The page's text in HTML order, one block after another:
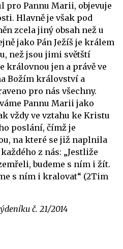
Pannu Marii, objevuje
Hlavně je však pod
zcela jiný obsah než u
jako Pán Ježíš je králem
než jsou jimi světští
královnou jen a právě ve
Božím království a
pro nás všechny.
Pannu Marii jako
vždy ve vztahu ke Kristu
poslání, čímž je
na které se již naplnila
z nás: „Jestliže
budeme s ním i žít.
s ním i kralovat“ (2Tim
č. 21/2014